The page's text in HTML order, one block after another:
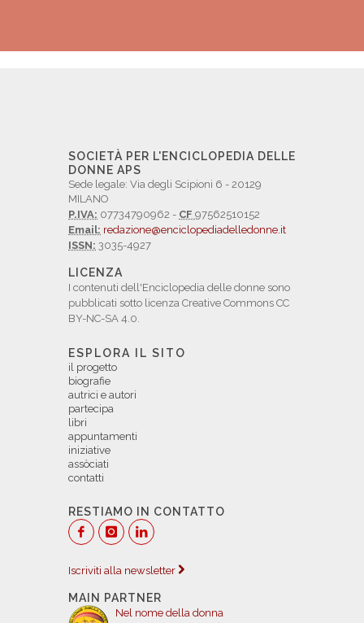
SOCIETÀ PER L'ENCICLOPEDIA DELLE
DONNE APS
Sede legale: Via degli Scipioni 6 - 20129
MILANO
P.IVA: 07734790962 - CF 97562510152
Email: redazione@enciclopediadelledonne.it
ISSN: 3035-4927
LICENZA
I contenuti dell'Enciclopedia delle donne sono
pubblicati sotto licenza Creative Commons CC
BY-NC-SA 4.0.
ESPLORA IL SITO
il progetto
biografie
autrici e autori
partecipa
libri
appuntamenti
iniziative
assòciati
contatti
RESTIAMO IN CONTATTO
Iscriviti alla newsletter
MAIN PARTNER
Nel nome della donna